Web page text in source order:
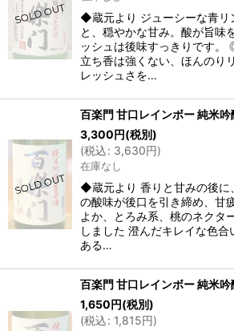
◆蔵元より ジューシーな青リ
と、穏やかな甘み。酸が旨味
ッシュは後味すっきりです。
立ち香は強くない、ほんのり
レッシュさを…
百楽門 甘口レインボー 純米
3,300円(税別)
(税込: 3,630円)
在庫なし
◆蔵元より 香りと甘みの後に
の酸味が後口を引き締め、甘
よか、とろみ系、桃のネクタ
しました 澄んだキレイな色合
ある…
百楽門 甘口レインボー 純米
1,650円(税別)
(税込: 1,815円)